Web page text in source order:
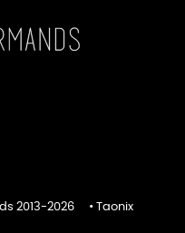
2013-2026 Taonix